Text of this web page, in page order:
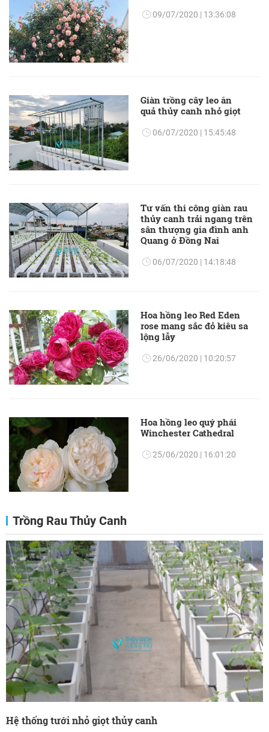
09/07/2020 | 13:36:08
Giàn trồng cây leo ăn
quả thủy canh nhỏ giọt
06/07/2020 | 15:45:48
Tư vấn thi công giàn rau
thủy canh trải ngang trên
sân thượng gia đình anh
Quang ở Đồng Nai
06/07/2020 | 14:18:48
Hoa hồng leo Red Eden
rose mang sắc đỏ kiêu sa
lộng lẫy
26/06/2020 | 10:20:57
Hoa hồng leo quý phái
Winchester Cathedral
25/06/2020 | 16:01:20
Trồng Rau Thủy Canh
Hệ thống tưới nhỏ giọt thủy canh